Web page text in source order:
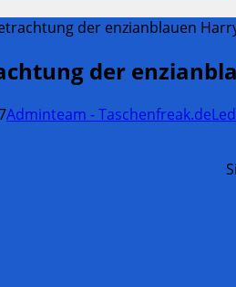
der enzianblauen
der
Adminteam - Taschenfreak.de